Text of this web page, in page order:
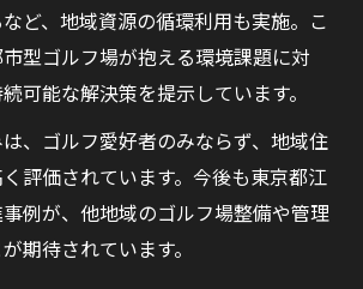
ど、地域資源の循環利用も実施。こ
型ゴルフ場が抱える環境課題に対
可能な解決策を提示しています。
、ゴルフ愛好者のみならず、地域住
評価されています。今後も東京都江
例が、他地域のゴルフ場整備や管理
期待されています。